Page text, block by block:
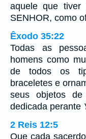
aquele que tiver
SENHOR, como
Êxodo 35:22
Todas as
homens como
de todos os
braceletes e
seus objetos de
dedicada perante
2 Reis 12:5
Que cada